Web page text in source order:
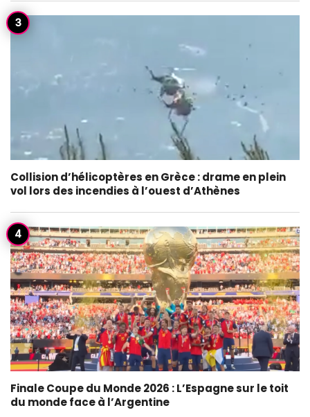
Collision d’hélicoptères en Grèce : drame en plein
vol lors des incendies à l’ouest d’Athènes
Finale Coupe du Monde 2026 : L’Espagne sur le toit
du monde face à l’Argentine